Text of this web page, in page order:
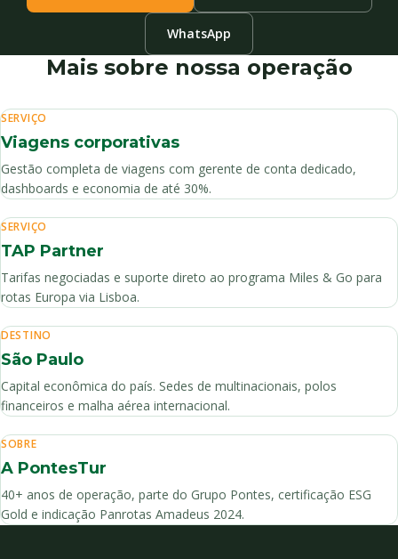
WhatsApp
Mais sobre nossa operação
SERVIÇO
Viagens corporativas
Gestão completa de viagens com gerente de conta dedicado,
dashboards e economia de até 30%.
SERVIÇO
TAP Partner
Tarifas negociadas e suporte direto ao programa Miles & Go para
rotas Europa via Lisboa.
DESTINO
São Paulo
Capital econômica do país. Sedes de multinacionais, polos
financeiros e malha aérea internacional.
SOBRE
A PontesTur
40+ anos de operação, parte do Grupo Pontes, certificação ESG
Gold e indicação Panrotas Amadeus 2024.